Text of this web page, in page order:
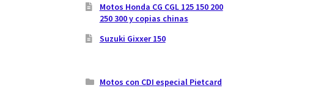
Motos Honda CG CGL 125 150 200
250 300 y copias chinas
Suzuki Gixxer 150
Motos con CDI especial Pietcard